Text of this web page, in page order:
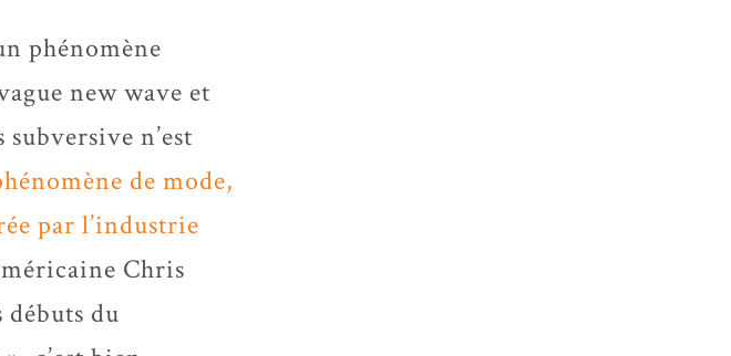
phénomène
new wave et
n’est
de mode,
par l’industrie
Chris
débuts du